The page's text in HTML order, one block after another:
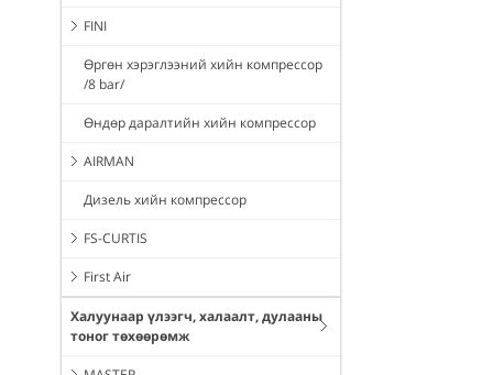
FINI
Өргөн хэрэглээний хийн компрессор
/8 bar/
Өндөр даралтийн хийн компрессор
AIRMAN
Дизель хийн компрессор
FS-CURTIS
First Air
Халуунаар үлээгч, халаалт, дулааны
тоног төхөөрөмж